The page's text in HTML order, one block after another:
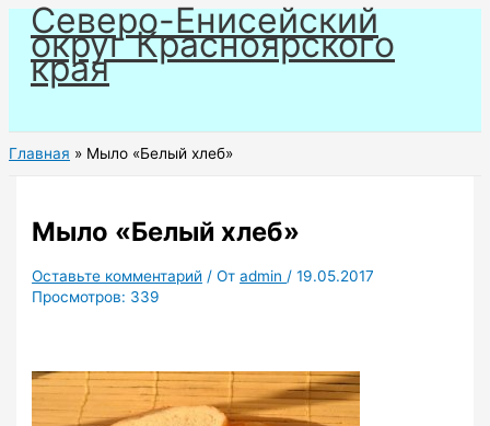
Перейти
содержимому
Северо-Енисейский
округ Красноярского
края
Главная Мыло «Белый хлеб»
Мыло «Белый хлеб»
Оставьте комментарий / Отadmin /19.05.2017
Просмотров: 339